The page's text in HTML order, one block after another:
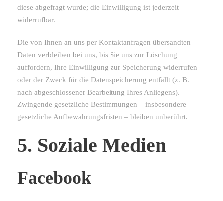
diese abgefragt wurde; die Einwilligung ist jederzeit
widerrufbar.
Die von Ihnen an uns per Kontaktanfragen übersandten
Daten verbleiben bei uns, bis Sie uns zur Löschung
auffordern, Ihre Einwilligung zur Speicherung widerrufen
oder der Zweck für die Datenspeicherung entfällt (z. B.
nach abgeschlossener Bearbeitung Ihres Anliegens).
Zwingende gesetzliche Bestimmungen – insbesondere
gesetzliche Aufbewahrungsfristen – bleiben unberührt.
5. Soziale Medien
Facebook